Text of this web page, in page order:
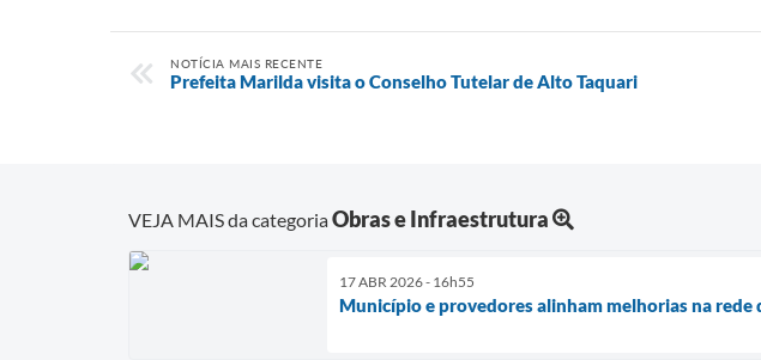
NOTÍCIA MAIS RECENTE
Prefeita Marilda visita o Conselho Tutelar de Alto Taquari
VEJA MAIS da categoriaObras e Infraestrutura
17 ABR 2026 - 16h55
Município e provedores alinham melhorias na